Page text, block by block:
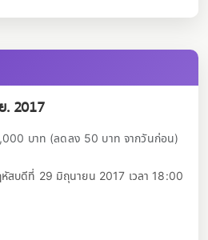
2017
บาท (ลดลง 50 บาท จากวันก่อน)
บดีที่ 29 มิถุนายน 2017 เวลา 18:00